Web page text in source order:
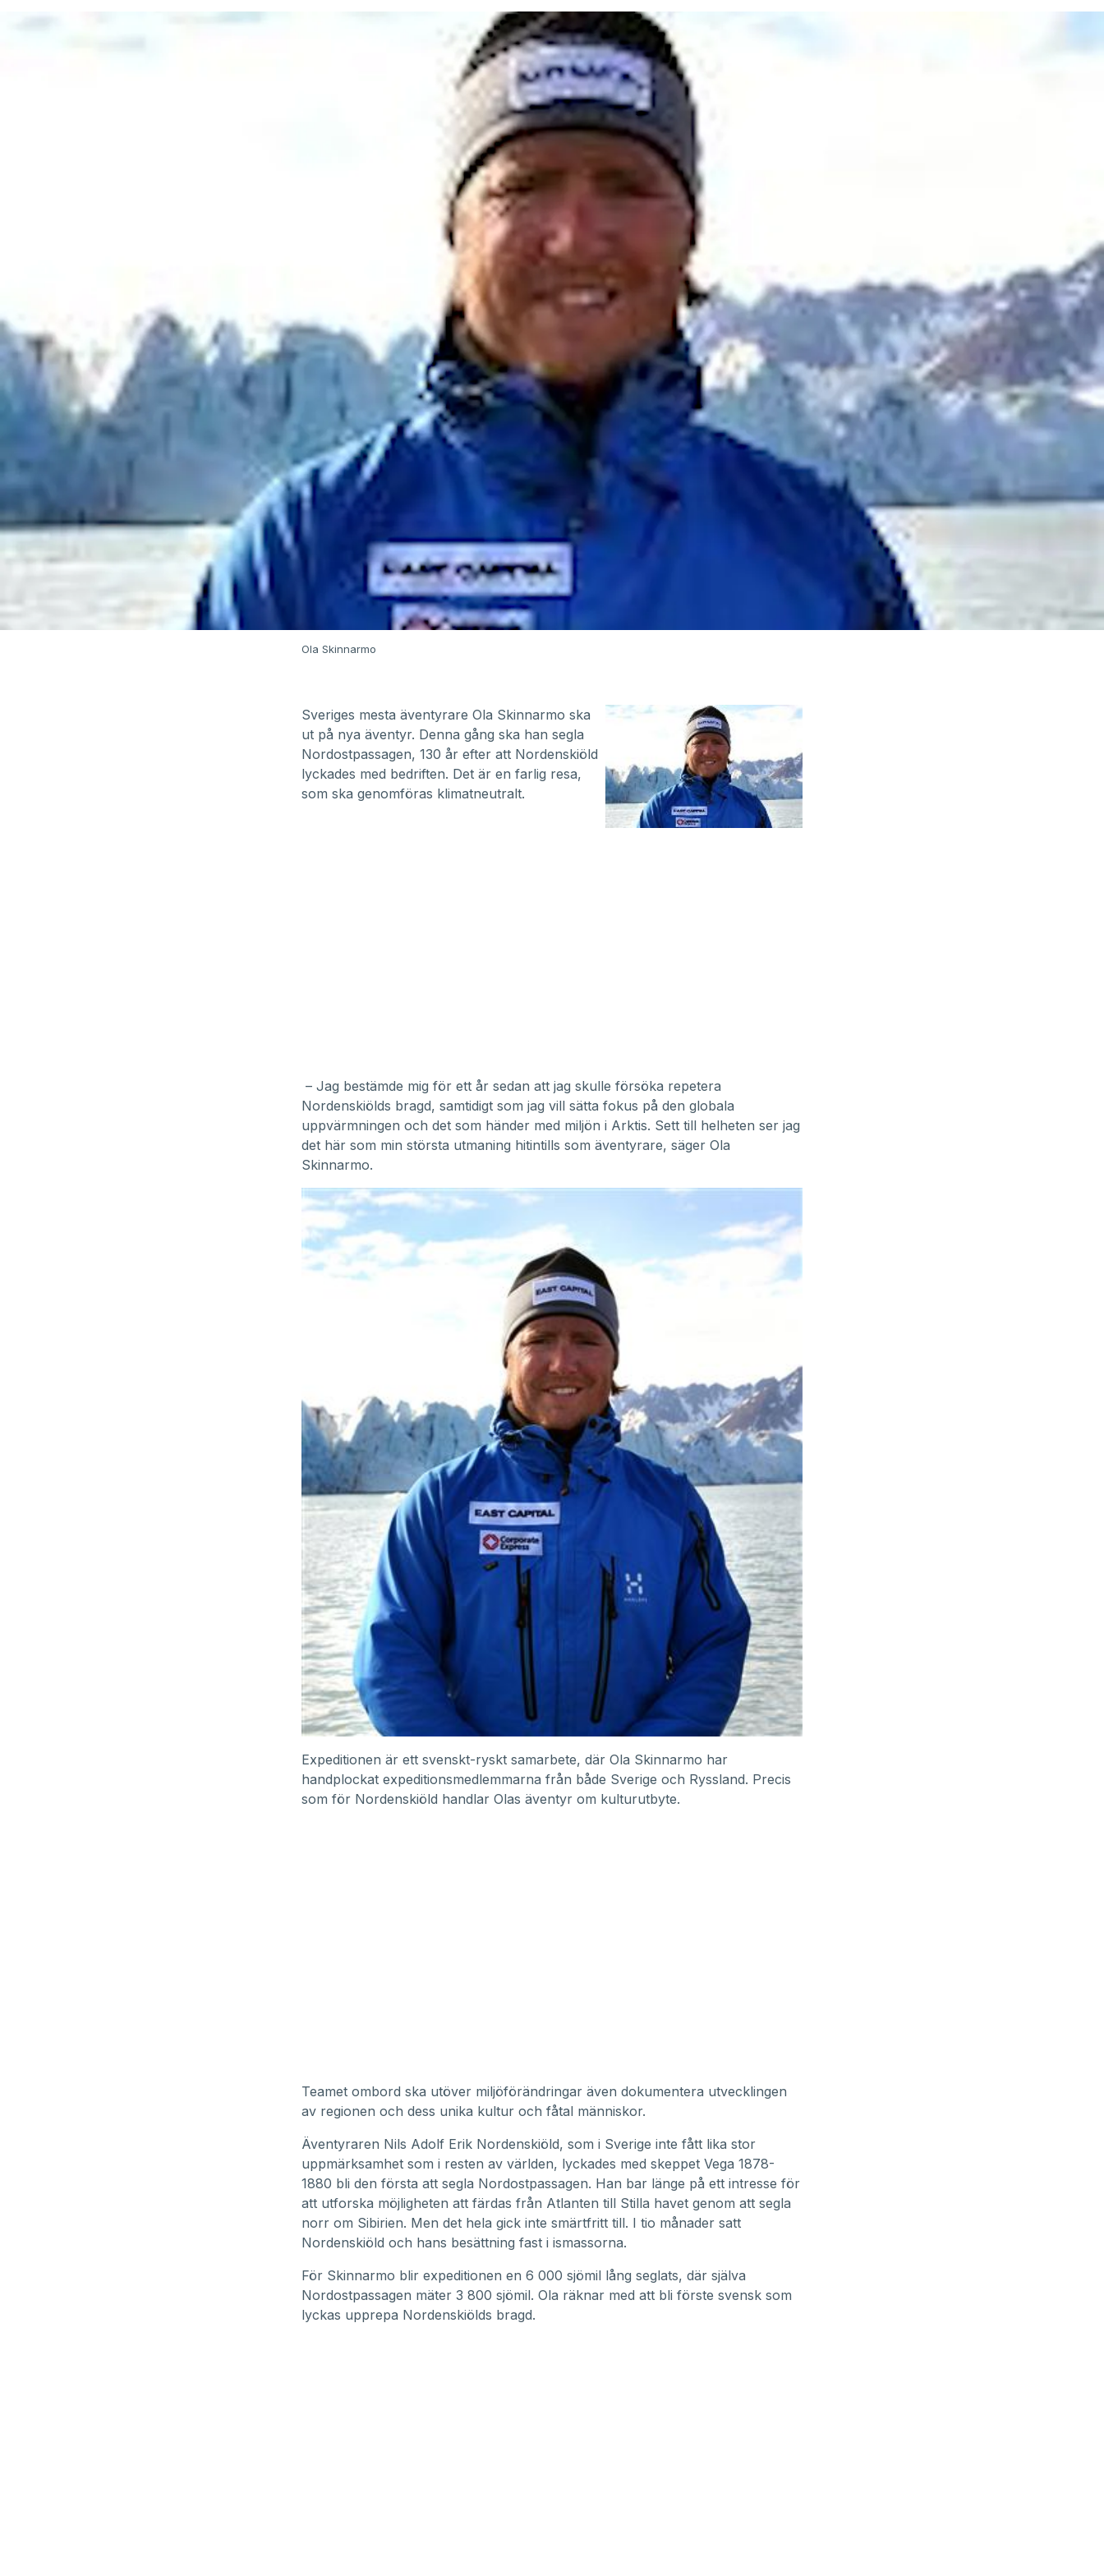
Ola Skinnarmo
Sveriges mesta äventyrare Ola Skinnarmo ska
ut på nya äventyr. Denna gång ska han segla
Nordostpassagen, 130 år efter att Nordenskiöld
lyckades med bedriften. Det är en farlig resa,
som ska genomföras klimatneutralt.
– Jag bestämde mig för ett år sedan att jag skulle försöka repetera
Nordenskiölds bragd, samtidigt som jag vill sätta fokus på den globala
uppvärmningen och det som händer med miljön i Arktis. Sett till helheten ser jag
det här som min största utmaning hitintills som äventyrare, säger Ola
Skinnarmo.
Expeditionen är ett svenskt-ryskt samarbete, där Ola Skinnarmo har
handplockat expeditionsmedlemmarna från både Sverige och Ryssland. Precis
som för Nordenskiöld handlar Olas äventyr om kulturutbyte.
Teamet ombord ska utöver miljöförändringar även dokumentera utvecklingen
av regionen och dess unika kultur och fåtal människor.
Äventyraren Nils Adolf Erik Nordenskiöld, som i Sverige inte fått lika stor
uppmärksamhet som i resten av världen, lyckades med skeppet Vega 1878-
1880 bli den första att segla Nordostpassagen. Han bar länge på ett intresse för
att utforska möjligheten att färdas från Atlanten till Stilla havet genom att segla
norr om Sibirien. Men det hela gick inte smärtfritt till. I tio månader satt
Nordenskiöld och hans besättning fast i ismassorna.
För Skinnarmo blir expeditionen en 6 000 sjömil lång seglats, där själva
Nordostpassagen mäter 3 800 sjömil. Ola räknar med att bli förste svensk som
lyckas upprepa Nordenskiölds bragd.